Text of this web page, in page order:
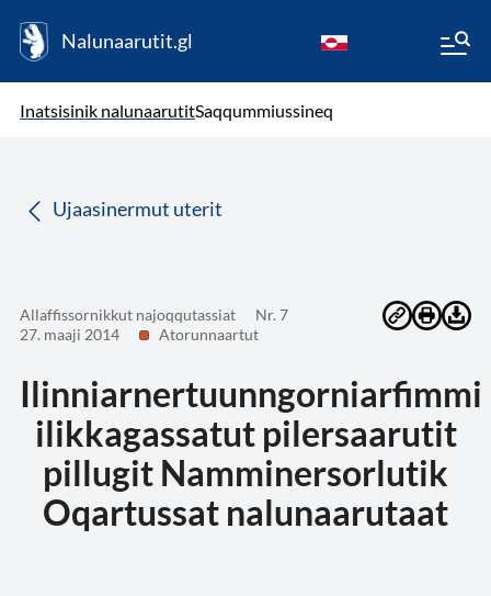
Nalunaarutit.gl
Inatsisinik nalunaarutitSaqqummiussineq
Ujaasinermut uterit
Allaffissornikkut najoqqutassiat
Nr. 7
27. maaji 2014
Atorunnaartut
Ilinniarnertuunngorniarfimmi
ilikkagassatut pilersaarutit
pillugit Namminersorlutik
Oqartussat nalunaarutaat